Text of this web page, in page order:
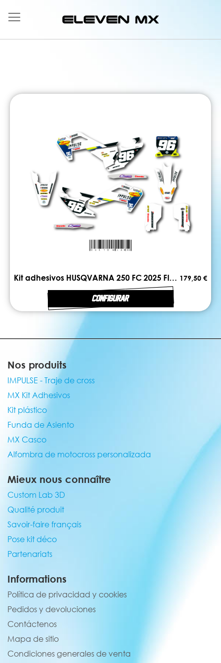
al
contenido
Kit adhesivos HUSQVARNA 250 FC 2025 FIRST 179,50 €
CONFIGURAR
Nos produits
IMPULSE - Traje de cross
MX Kit Adhesivos
Kit plástico
Funda de Asiento
MX Casco
Alfombra de motocross personalizada
Mieux nous connaître
Custom Lab 3D
Qualité produit
Savoir-faire français
Pose kit déco
Partenariats
Informations
Política de privacidad y cookies
Pedidos y devoluciones
Contáctenos
Mapa de sitio
Condiciones generales de venta